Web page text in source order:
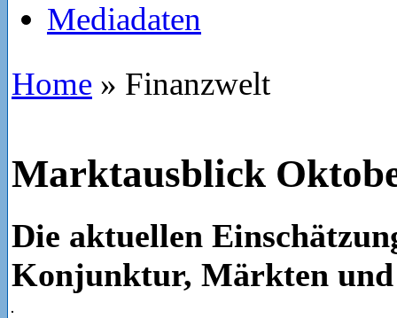
Mediadaten
Home » Finanzwelt
Marktausblick
Die aktuellen
Konjunktur, Märkten und